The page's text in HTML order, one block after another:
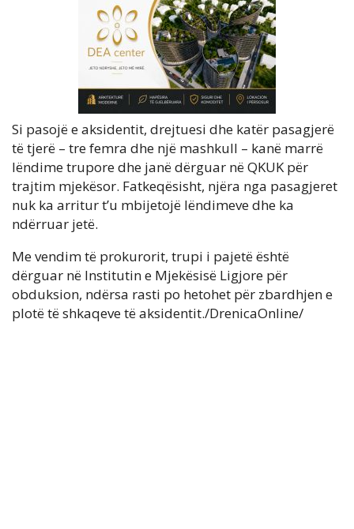
Si pasojë e aksidentit, drejtuesi dhe katër pasagjerë
të tjerë – tre femra dhe një mashkull – kanë marrë
lëndime trupore dhe janë dërguar në QKUK për
trajtim mjekësor. Fatkeqësisht, njëra nga pasagjeret
nuk ka arritur t’u mbijetojë lëndimeve dhe ka
ndërruar jetë.
Me vendim të prokurorit, trupi i pajetë është
dërguar në Institutin e Mjekësisë Ligjore për
obduksion, ndërsa rasti po hetohet për zbardhjen e
plotë të shkaqeve të aksidentit./DrenicaOnline/